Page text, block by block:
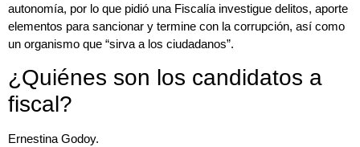
autonomía, por lo que pidió una Fiscalía investigue delitos, aporte
elementos para sancionar y termine con la corrupción, así como
un organismo que “sirva a los ciudadanos”.
¿Quiénes son los candidatos a
fiscal?
Ernestina Godoy.